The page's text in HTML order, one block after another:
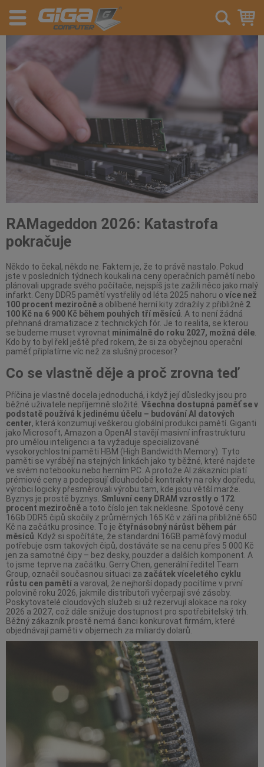
RAMageddon 2026: Katastrofa
pokračuje
Někdo to čekal, někdo ne. Faktem je, že to právě nastalo. Pokud
jste v posledních týdnech koukali na ceny operačních pamětí nebo
plánovali upgrade svého počítače, nejspíš jste zažili něco jako malý
infarkt. Ceny DDR5 pamětí vystřelily od léta 2025 nahoru o více než
100 procent meziročně a oblíbené herní kity zdražily z přibližně 2
100 Kč na 6 900 Kč během pouhých tří měsíců. A to není žádná
přehnaná dramatizace z technických fór. Je to realita, se kterou
se budeme muset vyrovnat minimálně do roku 2027, možná déle.
Kdo by to byl řekl ještě před rokem, že si za obyčejnou operační
paměť připlatíme víc než za slušný procesor?
Co se vlastně děje a proč zrovna teď
Příčina je vlastně docela jednoduchá, i když její důsledky jsou pro
běžné uživatele nepříjemně složité. Všechna dostupná paměť se v
podstatě používá k jedinému účelu – budování AI datových
center, která konzumují veškerou globální produkci pamětí. Giganti
jako Microsoft, Amazon a OpenAI stavějí masivní infrastrukturu
pro umělou inteligenci a ta vyžaduje specializované
vysokorychlostní paměti HBM (High Bandwidth Memory). Tyto
paměti se vyrábějí na stejných linkách jako ty běžné, které najdete
ve svém notebooku nebo herním PC. A protože AI zákazníci platí
prémiové ceny a podepisují dlouhodobé kontrakty na roky dopředu,
výrobci logicky přesměrovali výrobu tam, kde jsou větší marže.
Byznys je prostě byznys. Smluvní ceny DRAM vzrostly o 172
procent meziročně a toto číslo jen tak neklesne. Spotové ceny
16Gb DDR5 čipů skočily z průměrných 165 Kč v září na přibližně 650
Kč na začátku prosince. To je čtyřnásobný nárůst během pár
měsíců. Když si spočítáte, že standardní 16GB paměťový modul
potřebuje osm takových čipů, dostáváte se na cenu přes 5 000 Kč
jen za samotné čipy – bez desky, pouzder a dalších komponent. A
to jsme teprve na začátku. Gerry Chen, generální ředitel Team
Group, označil současnou situaci za začátek víceletého cyklu
růstu cen pamětí a varoval, že nejhorší dopady pocítíme v první
polovině roku 2026, jakmile distributoři vyčerpají své zásoby.
Poskytovatelé cloudových služeb si už rezervují alokace na roky
2026 a 2027, což dále snižuje dostupnost pro spotřebitelský trh.
Běžný zákazník prostě nemá šanci konkurovat firmám, které
objednávají paměti v objemech za miliardy dolarů.